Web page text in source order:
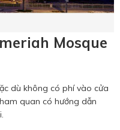
Mosque
dù không có phí vào cửa
quan có hướng dẫn